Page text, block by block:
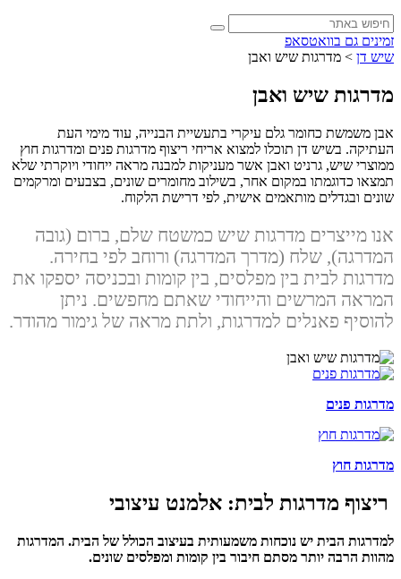
זמינים גם בוואטסאפ
שיש דן > מדרגות שיש ואבן
מדרגות שיש ואבן
אבן משמשת כחומר גלם עיקרי בתעשיית הבנייה, עוד מימי העת
העתיקה. בשיש דן תוכלו למצוא אריחי ריצוף מדרגות פנים ומדרגות חוץ
ממוצרי שיש, גרניט ואבן אשר מעניקות למבנה מראה ייחודי ויוקרתי שלא
תמצאו כדוגמתו במקום אחר, בשילוב מחומרים שונים, בצבעים ומרקמים
שונים ובגדלים מותאמים אישית, לפי דרישת הלקוח.
אנו מייצרים מדרגות שיש כמשטח שלם, ברום (גובה
המדרגה), שלח (מדרך המדרגה) ורוחב לפי בחירה.
מדרגות לבית בין מפלסים, בין קומות ובכניסה יספקו את
המראה המרשים והייחודי שאתם מחפשים. ניתן
להוסיף פאנלים למדרגות, ולתת מראה של גימור מהודר.
מדרגות פנים
מדרגות חוץ
ריצוף מדרגות לבית: אלמנט עיצובי
למדרגות הבית יש נוכחות משמעותית בעיצוב הכולל של הבית. המדרגות
מהוות הרבה יותר מסתם חיבור בין קומות ומפלסים שונים.